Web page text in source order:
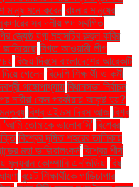
মানুষ মনে করেন বাংলার মানুষের
সব দলীয় পদ স্থগিত
জ্যেষ্ঠ যুগ্ম মহাসচিব রুহুল কবির
বিগত আওয়ামী লীগ
বিজয় দিবসে বাংলাদেশের আরেকটি
দিয়ে গেলেন বিদেশি শিক্ষার্থী ও কর্মী
গঙ্গোপাধ্যায় বিধানসভা নির্বাচন
নারীরা কেন পরকীয়ায় আকৃষ্ট হয়?
মন্তব্য বিশ্ব এইডস দিবস আজ বিশ্ব
'আমি তোমাকে ভালোবাসি' বিশ্বের
বিশ্বের দূষিত শহরের তালিকায়
মহা ভাজিরালংকর্ন বিশ্বের শীর্ষ
মূল্যবান কোম্পানি এনভিডিয়া বিষ
বুয়েট শিক্ষার্থীকে গাড়িচাপার